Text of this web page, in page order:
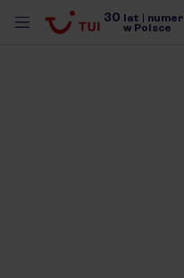
30 lat numer
w Polsce